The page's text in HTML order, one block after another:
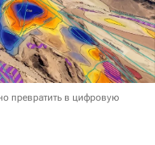
превратить в цифровую